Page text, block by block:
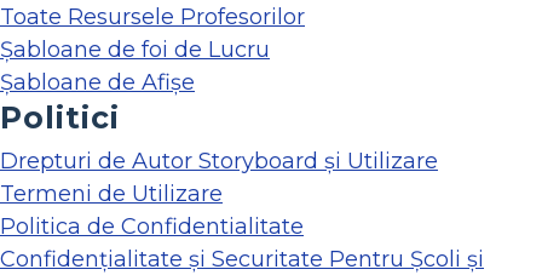
Toate Resursele Profesorilor
Șabloane de foi de Lucru
Șabloane de Afișe
Politici
Drepturi de Autor Storyboard și Utilizare
Termeni de Utilizare
Politica de Confidentialitate
Confidențialitate și Securitate Pentru Școli și